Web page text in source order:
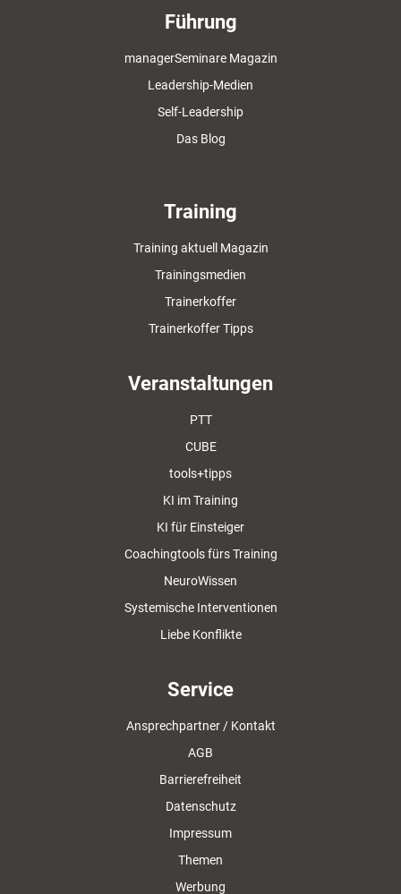
Führung
managerSeminare Magazin
Leadership-Medien
Self-Leadership
Das Blog
Training
Training aktuell Magazin
Trainingsmedien
Trainerkoffer
Trainerkoffer Tipps
Veranstaltungen
PTT
CUBE
tools+tipps
KI im Training
KI für Einsteiger
Coachingtools fürs Training
NeuroWissen
Systemische Interventionen
Liebe Konflikte
Service
Ansprechpartner / Kontakt
AGB
Barrierefreiheit
Datenschutz
Impressum
Themen
Werbung